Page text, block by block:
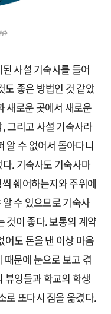
사설 기숙사를 들어
도 좋은 방법인 것 같았
새로운 곳에서 새로운
그리고 사설 기숙사라
알 수 없어서 돌아다니
. 기숙사도 기숙사마
쉐어하는지와 주위에
수 있으므로 기숙사
것이 좋다. 보통의 계약
어도 돈을 낸 이상 마음
때문에 눈으로 보고 겪
뷰잉들과 학교의 학생
로 또다시 짐을 옮겼다.